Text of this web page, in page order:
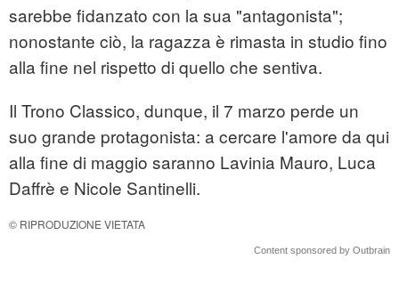
sarebbe fidanzato con la sua "antagonista";
nonostante ciò, la ragazza è rimasta in studio fino
alla fine nel rispetto di quello che sentiva.
Il Trono Classico, dunque, il 7 marzo perde un
suo grande protagonista: a cercare l'amore da qui
alla fine di maggio saranno Lavinia Mauro, Luca
Daffrè e Nicole Santinelli.
© RIPRODUZIONE VIETATA
Content sponsored by Outbrain